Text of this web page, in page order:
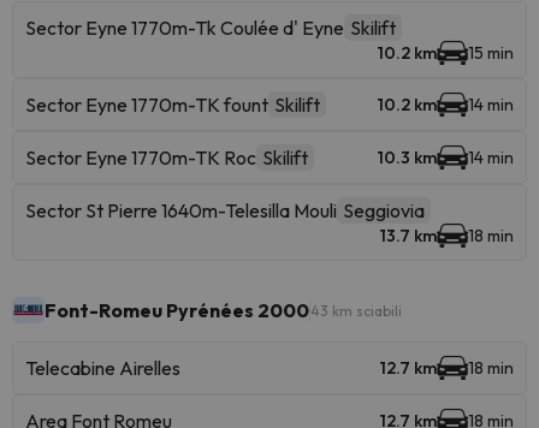
Sector Eyne 1770m-Tk Coulée d' Eyne Skilift
10.2 km 15 min
Sector Eyne 1770m-TK fount Skilift 10.2 km 14 min
Sector Eyne 1770m-TK Roc Skilift 10.3 km 14 min
Sector St Pierre 1640m-Telesilla Mouli Seggiovia
13.7 km 18 min
Font-Romeu Pyrénées 200043 km sciabili
Telecabine Airelles 12.7 km 18 min
Area Font Romeu 12.7 km 18 min